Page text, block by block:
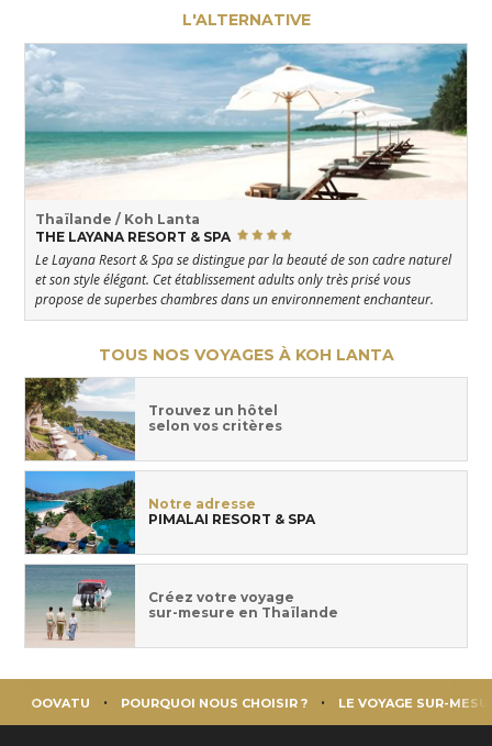
L'ALTERNATIVE
Thaïlande / Koh Lanta
THE LAYANA RESORT & SPA
Le Layana Resort & Spa se distingue par la beauté de son cadre naturel
et son style élégant. Cet établissement adults only très prisé vous
propose de superbes chambres dans un environnement enchanteur.
TOUS NOS VOYAGES À KOH LANTA
Trouvez un hôtel
selon vos critères
Notre adresse
PIMALAI RESORT & SPA
Créez votre voyage
sur-mesure en Thaïlande
OOVATU POURQUOI NOUS CHOISIR ? LE VOYAGE SUR-